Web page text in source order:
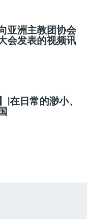
亚洲主教团协会
会发表的视频讯
|在日常的渺小、